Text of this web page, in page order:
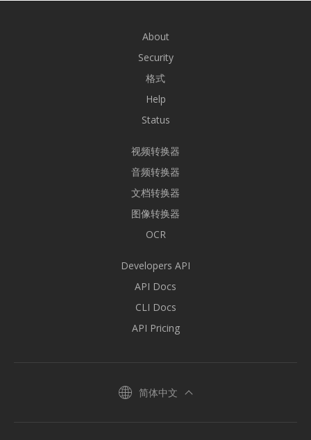
About
Security
格式
Help
Status
视频转换器
音频转换器
文档转换器
图像转换器
OCR
Developers API
API Docs
CLI Docs
API Pricing
简体中文